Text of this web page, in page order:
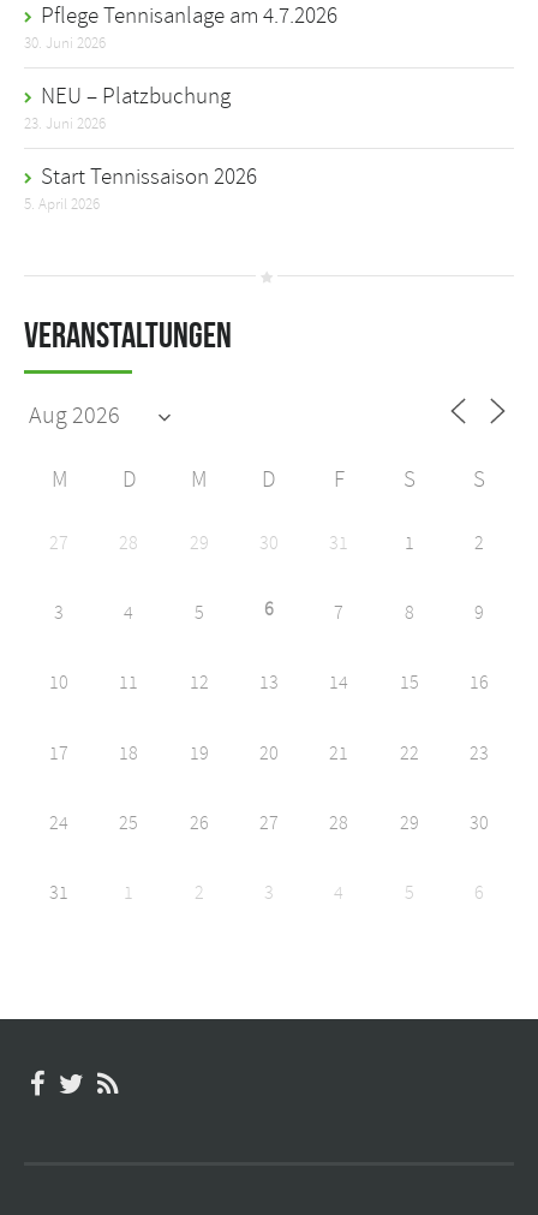
Pflege Tennisanlage am 4.7.2026
30. Juni 2026
NEU – Platzbuchung
23. Juni 2026
Start Tennissaison 2026
5. April 2026
Veranstaltungen
M D M D F S S
27 28 29 30 31 1 2
3 4 5 6 7 8 9
10 11 12 13 14 15 16
17 18 19 20 21 22 23
24 25 26 27 28 29 30
31 1 2 3 4 5 6